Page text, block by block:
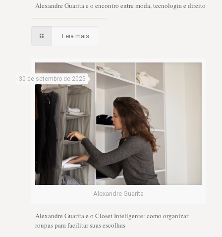
Alexandre Guarita e o encontro entre moda, tecnologia e direito
Leia mais
Alexandre Guarita
30 de setembro de 2025
Alexandre Guarita e o Closet Inteligente: como organizar
roupas para facilitar suas escolhas